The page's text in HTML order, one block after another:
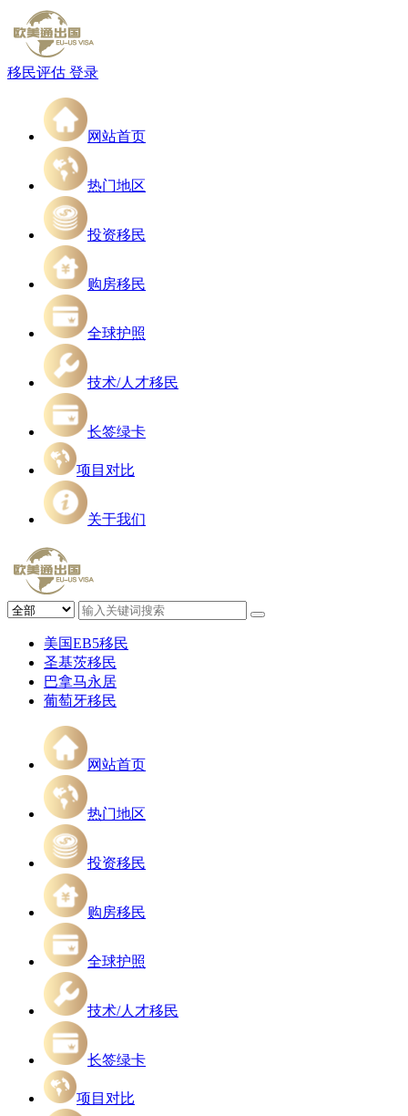
移民评估 登录
网站首页
热门地区
投资移民
购房移民
全球护照
技术/人才移民
长签绿卡
项目对比
关于我们
美国EB5移民
圣基茨移民
巴拿马永居
葡萄牙移民
网站首页
热门地区
投资移民
购房移民
全球护照
技术/人才移民
长签绿卡
项目对比